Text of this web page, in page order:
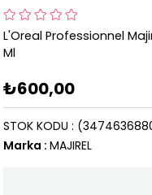
L'Oreal Professionnel
Ml
₺600,00
STOK KODU
Marka : MAJIREL